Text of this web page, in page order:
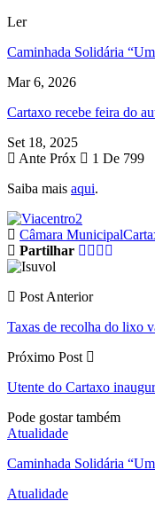
Ler
Caminhada Solidária
Mar 6, 2026
Cartaxo recebe feira do
Set 18, 2025
Ante Próx
1 De 799
Saiba mais aqui.
Câmara Municipal
Partilhar
Post Anterior
Taxas de recolha do lixo
Próximo Post
Utente do Cartaxo
Pode gostar também
Atualidade
Caminhada Solidária
Atualidade